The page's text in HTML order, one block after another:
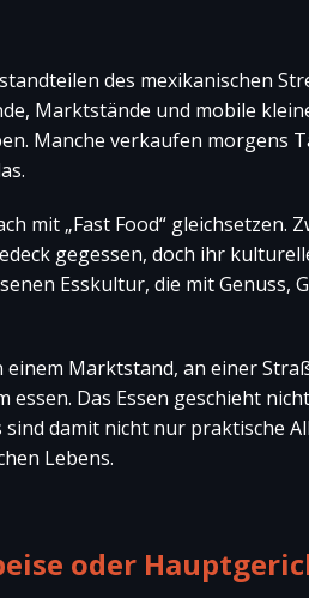
des mexikanischen
Marktstände und mobile
Manche verkaufen morgens
mit „Fast Food“ gleichsetzen.
gegessen, doch ihr
Esskultur, die mit Genuss,
Marktstand, an einer
Das Essen geschieht
damit nicht nur praktische
Lebens.
oder